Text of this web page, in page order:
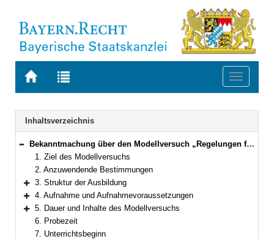
Zur
BAYERN.RECHT
Zur
letzten
Suche
Toggle
Navigation
Inhaltsverzeichnis
Bereich reduzieren
Bekanntmachung über den Modellversuch „Regelungen für den ausbildungsintegrierenden Bachelorstudiengang an der Berufsfachschule für Physiotherapie der RoMed Kliniken der Stadt und des Landkreises Rosenheim in Wasserburg am Inn und der Technischen Hochschule Rosenheim“
1. Ziel des Modellversuchs
2. Anzuwendende Bestimmungen
Bereich erweitern
3. Struktur der Ausbildung
Bereich erweitern
4. Aufnahme und Aufnahmevoraussetzungen
Bereich erweitern
5. Dauer und Inhalte des Modellversuchs
6. Probezeit
7. Unterrichtsbeginn